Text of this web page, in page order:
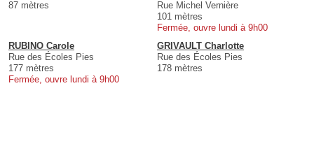
87 mètres
Rue Michel Vernière
101 mètres
Fermée, ouvre lundi à 9h00
RUBINO Carole
Rue des Écoles Pies
177 mètres
Fermée, ouvre lundi à 9h00
GRIVAULT Charlotte
Rue des Écoles Pies
178 mètres